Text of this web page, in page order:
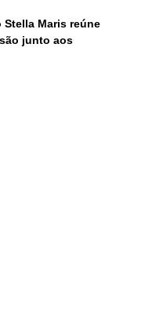
Stella Maris reúne
junto aos